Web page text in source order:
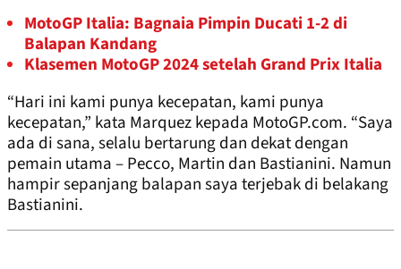
MotoGP Italia: Bagnaia Pimpin Ducati 1-2 di
Balapan Kandang
Klasemen MotoGP 2024 setelah Grand Prix Italia
“Hari ini kami punya kecepatan, kami punya
kecepatan,” kata Marquez kepada MotoGP.com. “Saya
ada di sana, selalu bertarung dan dekat dengan
pemain utama – Pecco, Martin dan Bastianini. Namun
hampir sepanjang balapan saya terjebak di belakang
Bastianini.